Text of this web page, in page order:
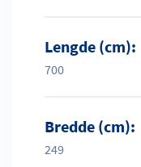
Lengde (cm):
700
Bredde (cm):
249